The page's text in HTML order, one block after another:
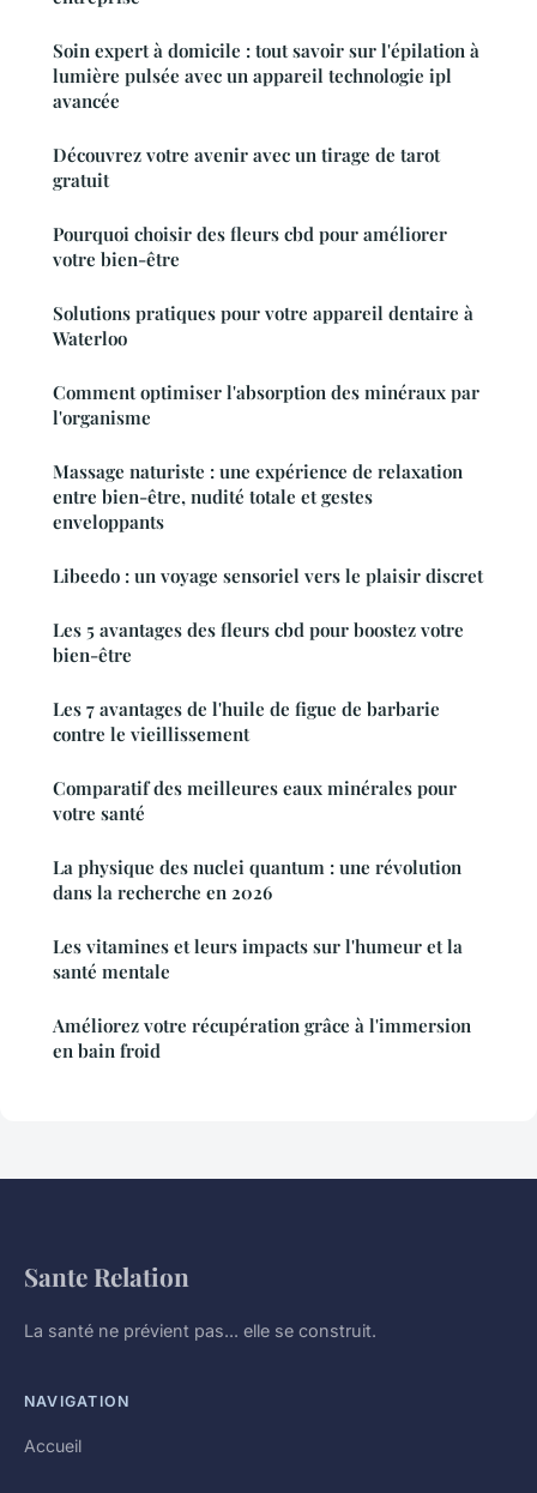
Soin expert à domicile : tout savoir sur l'épilation à
lumière pulsée avec un appareil technologie ipl
avancée
Découvrez votre avenir avec un tirage de tarot
gratuit
Pourquoi choisir des fleurs cbd pour améliorer
votre bien-être
Solutions pratiques pour votre appareil dentaire à
Waterloo
Comment optimiser l'absorption des minéraux par
l'organisme
Massage naturiste : une expérience de relaxation
entre bien-être, nudité totale et gestes
enveloppants
Libeedo : un voyage sensoriel vers le plaisir discret
Les 5 avantages des fleurs cbd pour boostez votre
bien-être
Les 7 avantages de l'huile de figue de barbarie
contre le vieillissement
Comparatif des meilleures eaux minérales pour
votre santé
La physique des nuclei quantum : une révolution
dans la recherche en 2026
Les vitamines et leurs impacts sur l'humeur et la
santé mentale
Améliorez votre récupération grâce à l'immersion
en bain froid
Sante Relation
La santé ne prévient pas... elle se construit.
NAVIGATION
Accueil